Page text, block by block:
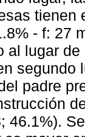
tienen
- f: 27
al lugar
segundo
padre
46.1%).